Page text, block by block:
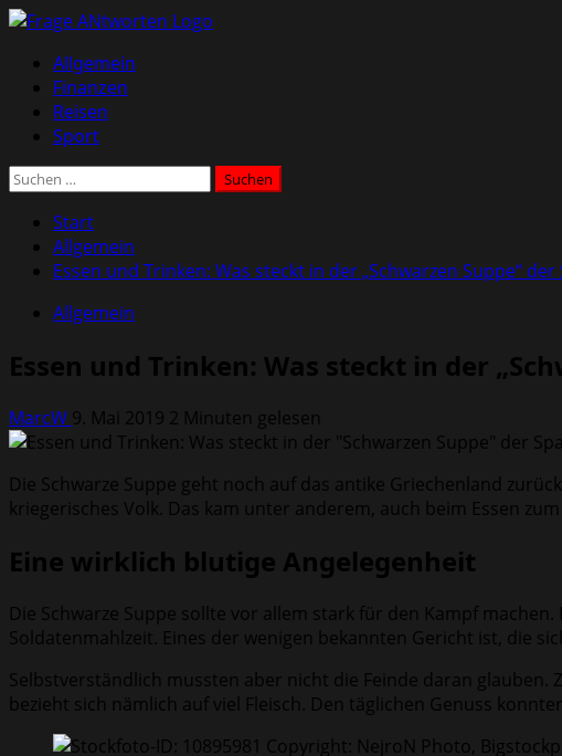
Zum
springen
Primäres
Menü
Allgemein
Finanzen
Reisen
Sport
Suchen
Start
Allgemein
Essen und Trinken: Was steckt in der „Schwarzen Suppe“
Allgemein
Essen und Trinken: Was steckt in der
MarcW 9. Mai 2019 2 Minuten gelesen
Die Schwarze Suppe geht noch auf das antike Griechenland
kriegerisches Volk. Das kam unter anderem, auch beim Essen
Eine wirklich blutige Angelegenheit
Die Schwarze Suppe sollte vor allem stark für den Kampf
Soldatenmahlzeit. Eines der wenigen bekannten Gericht ist, die
Selbstverständlich mussten aber nicht die Feinde daran glauben.
bezieht sich nämlich auf viel Fleisch. Den täglichen Genuss